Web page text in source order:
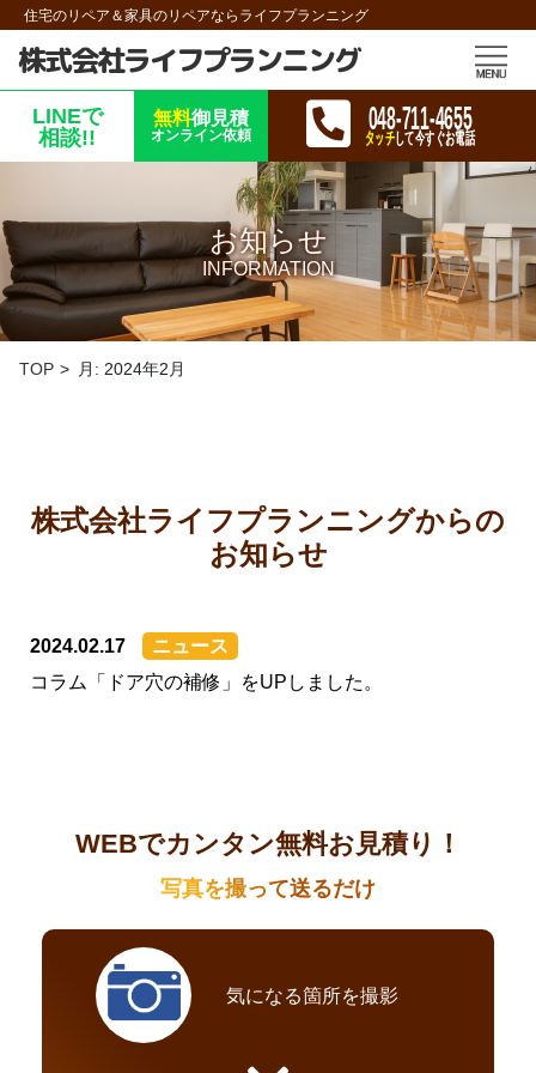
住宅のリペア＆家具のリペアならライフプランニング
株式会社ライフプランニング
048-711-4655
タッチして今すぐお電話
LINEで
相談!!
無料御見積
オンライン依頼
お知らせ
INFORMATION
TOP 月: 2024年2月
株式会社ライフプランニングからの
お知らせ
2024.02.17
ニュース
コラム「ドア穴の補修」をUPしました。
WEBでカンタン無料お見積り！
写真を撮って送るだけ
気になる箇所を撮影